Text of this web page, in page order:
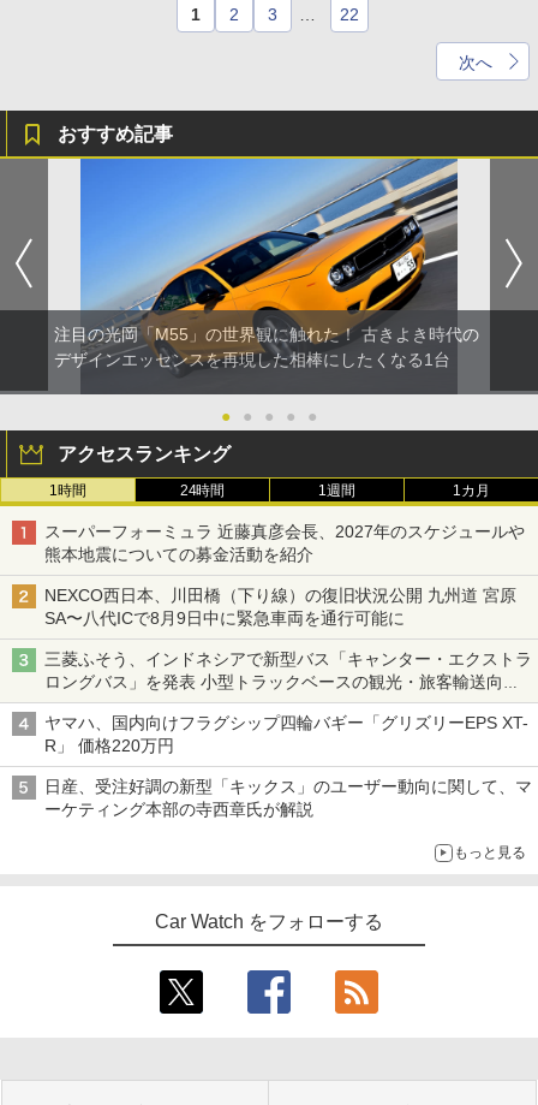
1 2 3 22
次へ
おすすめ記事
注目の光岡「M55」の世界観に触れた！ 古きよき時代の
デザインエッセンスを再現した相棒にしたくなる1台
● ● ● ● ●
アクセスランキング
1時間 24時間 1週間 1カ月
スーパーフォーミュラ 近藤真彦会長、2027年のスケジュールや
熊本地震についての募金活動を紹介
NEXCO西日本、川田橋（下り線）の復旧状況公開 九州道 宮原
SA〜八代ICで8月9日中に緊急車両を通行可能に
三菱ふそう、インドネシアで新型バス「キャンター・エクストラ
ロングバス」を発表 小型トラックベースの観光・旅客輸送向け
バス
ヤマハ、国内向けフラグシップ四輪バギー「グリズリーEPS XT-
R」 価格220万円
日産、受注好調の新型「キックス」のユーザー動向に関して、マ
ーケティング本部の寺西章氏が解説
もっと見る
Car Watch をフォローする